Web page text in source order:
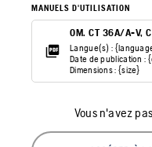
MANUELS D'UTILISATION
OM. CT 36A/A-V,
Langue(s) :
Date de publication :
Dimensions : {size}
Vous n'avez